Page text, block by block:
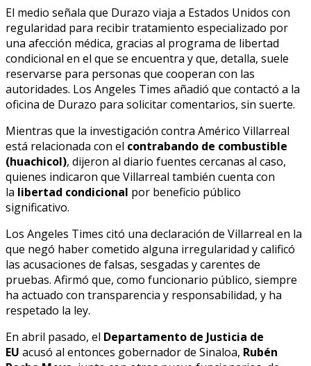
El medio señala que Durazo viaja a Estados Unidos con
regularidad para recibir tratamiento especializado por
una afección médica, gracias al programa de libertad
condicional en el que se encuentra y que, detalla, suele
reservarse para personas que cooperan con las
autoridades. Los Angeles Times añadió que contactó a la
oficina de Durazo para solicitar comentarios, sin suerte.
Mientras que la investigación contra Américo Villarreal
está relacionada con el contrabando de combustible
(huachicol), dijeron al diario fuentes cercanas al caso,
quienes indicaron que Villarreal también cuenta con
la libertad condicional por beneficio público
significativo.
Los Angeles Times citó una declaración de Villarreal en la
que negó haber cometido alguna irregularidad y calificó
las acusaciones de falsas, sesgadas y carentes de
pruebas. Afirmó que, como funcionario público, siempre
ha actuado con transparencia y responsabilidad, y ha
respetado la ley.
En abril pasado, el Departamento de Justicia de
EU acusó al entonces gobernador de Sinaloa, Rubén